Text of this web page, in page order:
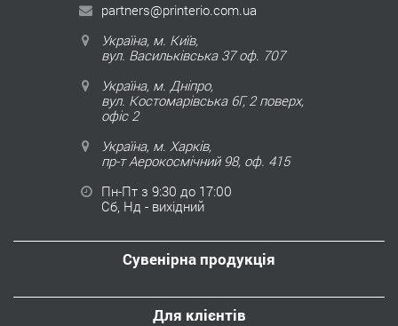
partners@printerio.com.ua
Україна, м. Київ,
вул. Васильківська 37 оф. 707
Україна, м. Дніпро,
вул. Костомарівська 6Г, 2 поверх,
офіс 2
Україна, м. Харків,
пр-т Аерокосмічний 98, оф. 415
Пн-Пт з 9:30 до 17:00
Сб, Нд - вихідний
Сувенірна продукція
Для клієнтів